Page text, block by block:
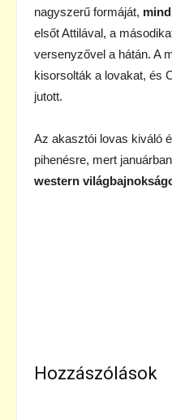
nagyszerű formáját,
elsőt Attilával, a
versenyzővel a hátán. A
kisorsolták a lovakat, és
jutott.
Az akasztói lovas kiváló
pihenésre, mert januárban
western
Hozzászólások